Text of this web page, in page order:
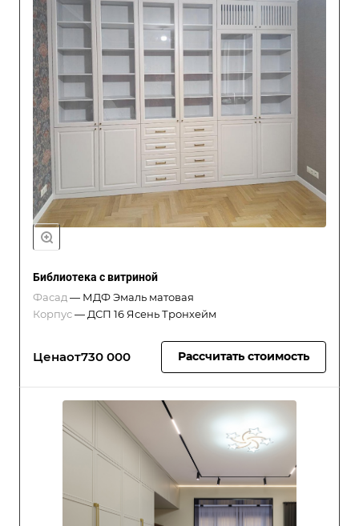
Библиотека с витриной
Фасад — МДФ Эмаль матовая
Корпус— ДСП 16 Ясень Тронхейм
Ценаот730 000 Рассчитать стоимость